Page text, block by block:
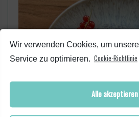
Wir verwenden Cookies, um
Service zu optimieren. Cookie-Richtlinie
Alle akzeptieren